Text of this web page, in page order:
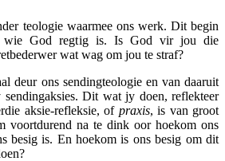
teologie waarmee ons werk. Dit begin
wie God regtig is. Is God vir jou die
wat wag om jou te straf?
deur ons sendingteologie en van daaruit
Dit wat jy doen, reflekteer
aksie-refleksie, of praxis, is van groot
voortdurend na te dink oor hoekom ons
besig is. En hoekom is ons besig om dit